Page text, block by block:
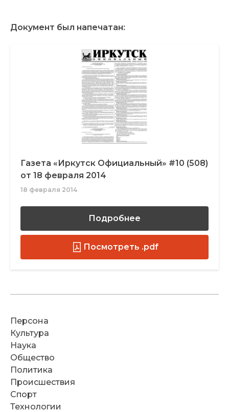
Документ был напечатан:
Газета «Иркутск Официальный» #10 (508)
от 18 февраля 2014
18 февраля 2014
Подробнее
Посмотреть .pdf
Персона
Культура
Наука
Общество
Политика
Происшествия
Спорт
Технологии